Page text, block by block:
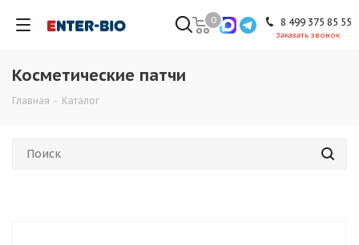
8 499 375 85 55
Заказать звонок
0
Косметические патчи
Главная - Каталог